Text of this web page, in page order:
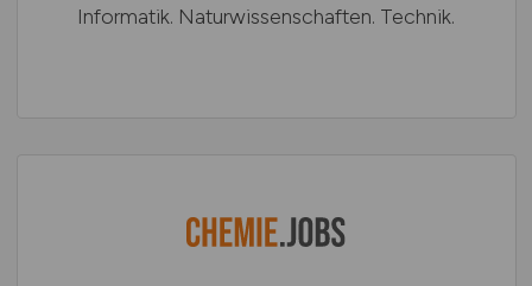
Informatik. Naturwissenschaften. Technik.